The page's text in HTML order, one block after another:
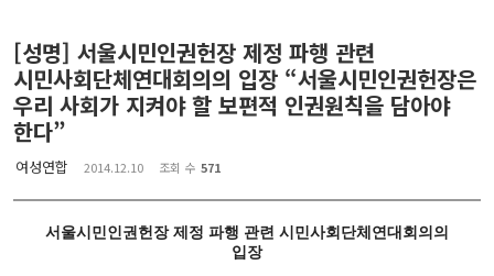
[성명] 서울시민인권헌장 제정 파행 관련
시민사회단체연대회의의 입장 “서울시민인권헌장은
우리 사회가 지켜야 할 보편적 인권원칙을 담아야
한다”
여성연합 2014.12.10 조회 수 571
서울시민인권헌장 제정 파행 관련 시민사회단체연대회의의
입장